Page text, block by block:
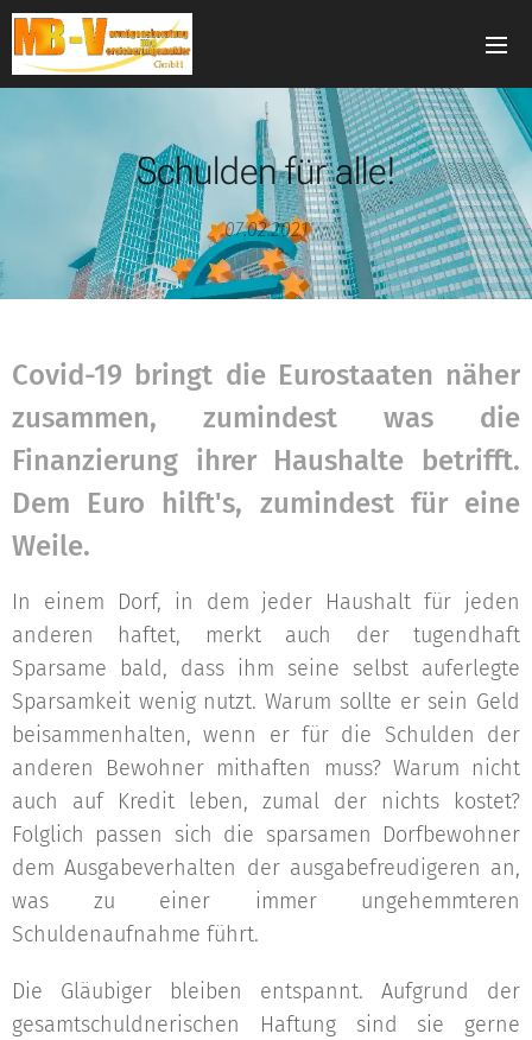
Schulden für alle!
07.02.2021
Covid-19 bringt die Eurostaaten näher
zusammen, zumindest was die
Finanzierung ihrer Haushalte betrifft.
Dem Euro hilft's, zumindest für eine
Weile.
In einem Dorf, in dem jeder Haushalt für jeden
anderen haftet, merkt auch der tugendhaft
Sparsame bald, dass ihm seine selbst auferlegte
Sparsamkeit wenig nutzt. Warum sollte er sein Geld
beisammenhalten, wenn er für die Schulden der
anderen Bewohner mithaften muss? Warum nicht
auch auf Kredit leben, zumal der nichts kostet?
Folglich passen sich die sparsamen Dorfbewohner
dem Ausgabeverhalten der ausgabefreudigeren an,
was zu einer immer ungehemmteren
Schuldenaufnahme führt.
Die Gläubiger bleiben entspannt. Aufgrund der
gesamtschuldnerischen Haftung sind sie gerne